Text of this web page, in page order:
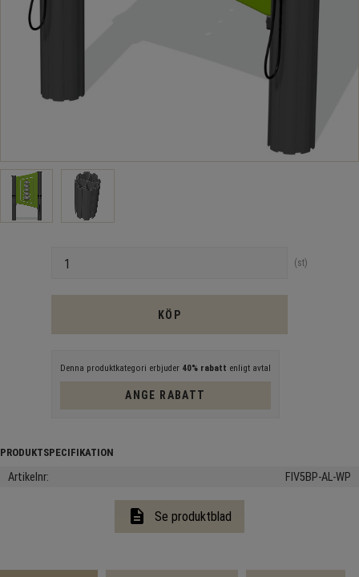
st
KÖP
Denna produktkategori erbjuder 40% rabatt enligt avtal
ANGE RABATT
Artikelnr FIV5BP-AL-WP
description Se produktblad